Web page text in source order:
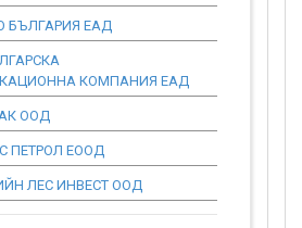
БЪЛГАРИЯ ЕАД
КОМПАНИЯ ЕАД
ООД
ПЕТРОЛ ЕООД
ЛЕС ИНВЕСТ ООД